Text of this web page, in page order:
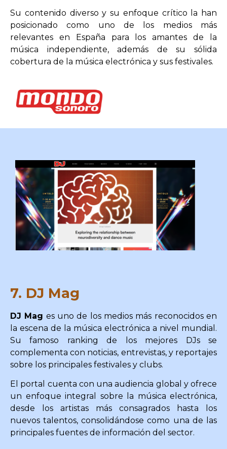
Su contenido diverso y su enfoque crítico la han
posicionado como uno de los medios más
relevantes en España para los amantes de la
música independiente, además de su sólida
cobertura de la música electrónica y sus festivales.
7. DJ Mag
DJ Mag es uno de los medios más reconocidos en
la escena de la música electrónica a nivel mundial.
Su famoso ranking de los mejores DJs se
complementa con noticias, entrevistas, y reportajes
sobre los principales festivales y clubs.
El portal cuenta con una audiencia global y ofrece
un enfoque integral sobre la música electrónica,
desde los artistas más consagrados hasta los
nuevos talentos, consolidándose como una de las
principales fuentes de información del sector.